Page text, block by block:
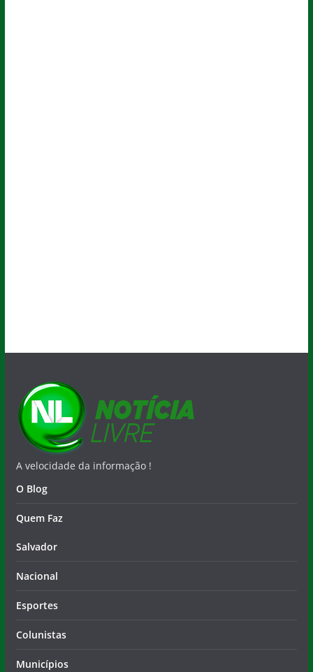
A velocidade da informação !
O Blog
Quem Faz
Salvador
Nacional
Esportes
Colunistas
Municípios
Contato